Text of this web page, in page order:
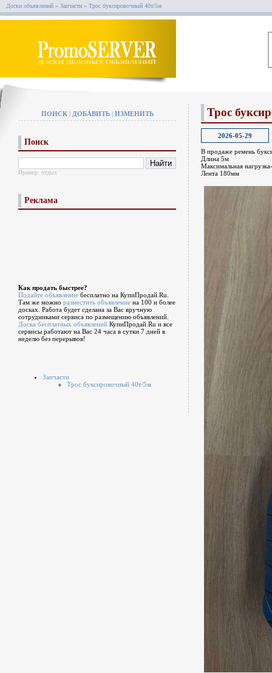
Доски объявлений » Запчасти » Трос буксировочный 40т/5м
ПОИСК| ДОБАВИТЬ| ИЗМЕНИТЬ
Поиск
Пример: отдых
Реклама
Как продать быстрее?
Подайте объявление бесплатно на КупиПродай.Ru.
Там же можно разместить объявление на 100 и более
досках. Работа будет сделана за Вас вручную
сотрудниками сервиса по размещению объявлений.
Доска бесплатных объявлений КупиПродай.Ru и все
сервисы работают на Вас 24 часа в сутки 7 дней в
неделю без перерывов!
Запчасти
Трос буксировочный 40т/5м
Трос
2026-05-29
В продаже ремень
Длина 5м
Максимальная
Лента 180мм